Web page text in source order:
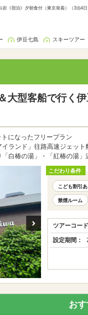
《宿泊》夕朝食付（東京発着）（3泊4
伊豆七島 スキーツアー
大型客船で行く
になったフリープラン
ランド」往路高速ジェット
白椿の湯」・「紅椿の湯」
こだわり条件
こども割引あ
禁煙ルーム
ツアーコード
設定期間：
お